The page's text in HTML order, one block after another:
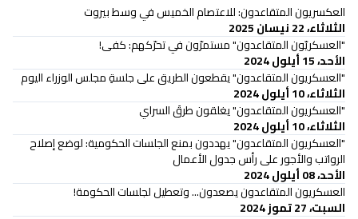
العكسريون المتقاعدون: للاعتصام الخميس في وسط بيروت
الثلاثاء، 22 نيسان 2025
"العسكريّون المتقاعدون" مستمرّون في تحرّكهم: كفى!
الأحد، 15 أيلول 2024
"العسكريون المتقاعدون" يقطعون الطريق على جلسةِ مجلس الوزراء اليوم
الثلاثاء، 10 أيلول 2024
"العسكريون المتقاعدون" يغلقون طرقَ السراي
الثلاثاء، 10 أيلول 2024
"العسكريون المتقاعدون" يهددون بمنع الجلسات الحكومية: لوضع إصلاح
الرواتب والأجور على رأس جدول الأعمال
الأحد، 08 أيلول 2024
العسكريون المتقاعدون يصعدون... وتعطيل لجلسات الحكومة!
السبت، 27 تموز 2024